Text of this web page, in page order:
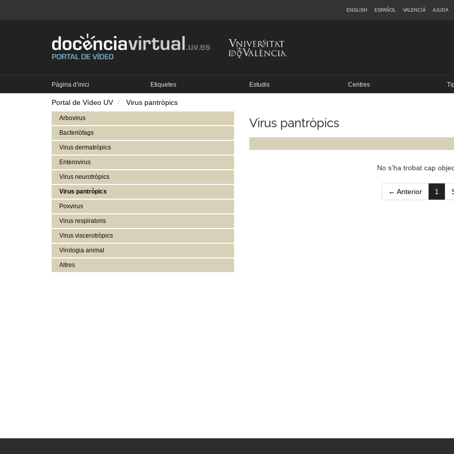
ENGLISH ESPAÑOL VALENCIÀ AJUDA
Pàgina d’inici Etiquetes Estudis Centres
Portal de Vídeo UV Virus pantròpics
Arbovirus
Bacteriòfags
Virus dermatròpics
Enterovirus
Virus neurotròpics
Virus pantròpics
Poxvirus
Virus respiratoris
Virus viscerotròpics
Virologia animal
Altres
Virus pantròpics
No s’ha trobat cap
← Anterior 1